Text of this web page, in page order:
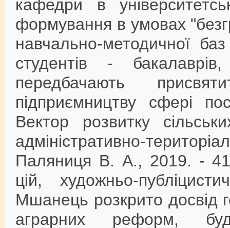
кафедри в
формування в умовах
навчально-методичної
студентів - бакалаврів,
передбачають
підприємництву сфері
Вектор розвитку
адміністративно-
Паляниця В. А., 2019. -
цій, художньо-
Мшанець розкрито досвід
аграрних реформ,